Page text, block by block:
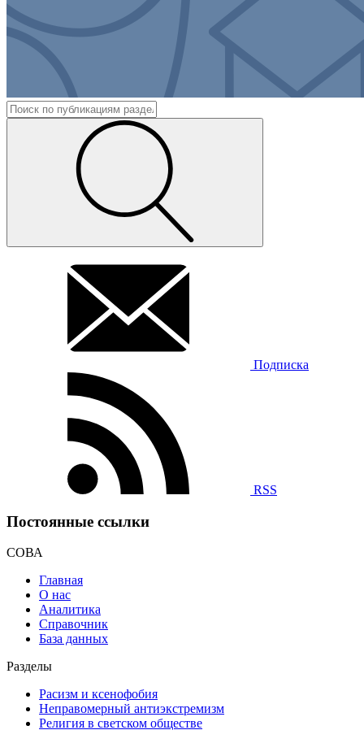
Подписка
RSS
Постоянные ссылки
СОВА
Главная
О нас
Аналитика
Справочник
База данных
Разделы
Расизм и ксенофобия
Неправомерный антиэкстремизм
Религия в светском обществе